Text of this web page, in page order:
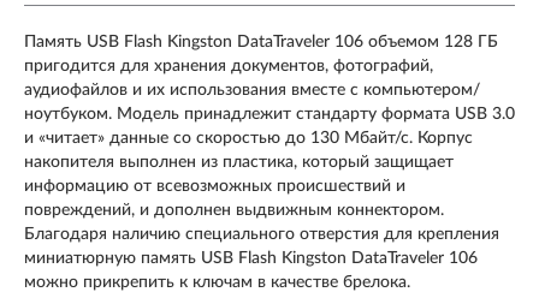
Память USB Flash Kingston DataTraveler 106 объемом 128 ГБ
пригодится для хранения документов, фотографий,
аудиофайлов и их использования вместе с компьютером/
ноутбуком. Модель принадлежит стандарту формата USB 3.0
и «читает» данные со скоростью до 130 Мбайт/с. Корпус
накопителя выполнен из пластика, который защищает
информацию от всевозможных происшествий и
повреждений, и дополнен выдвижным коннектором.
Благодаря наличию специального отверстия для крепления
миниатюрную память USB Flash Kingston DataTraveler 106
можно прикрепить к ключам в качестве брелока.